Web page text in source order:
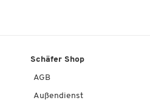
Schäfer Shop
AGB
Außendienst